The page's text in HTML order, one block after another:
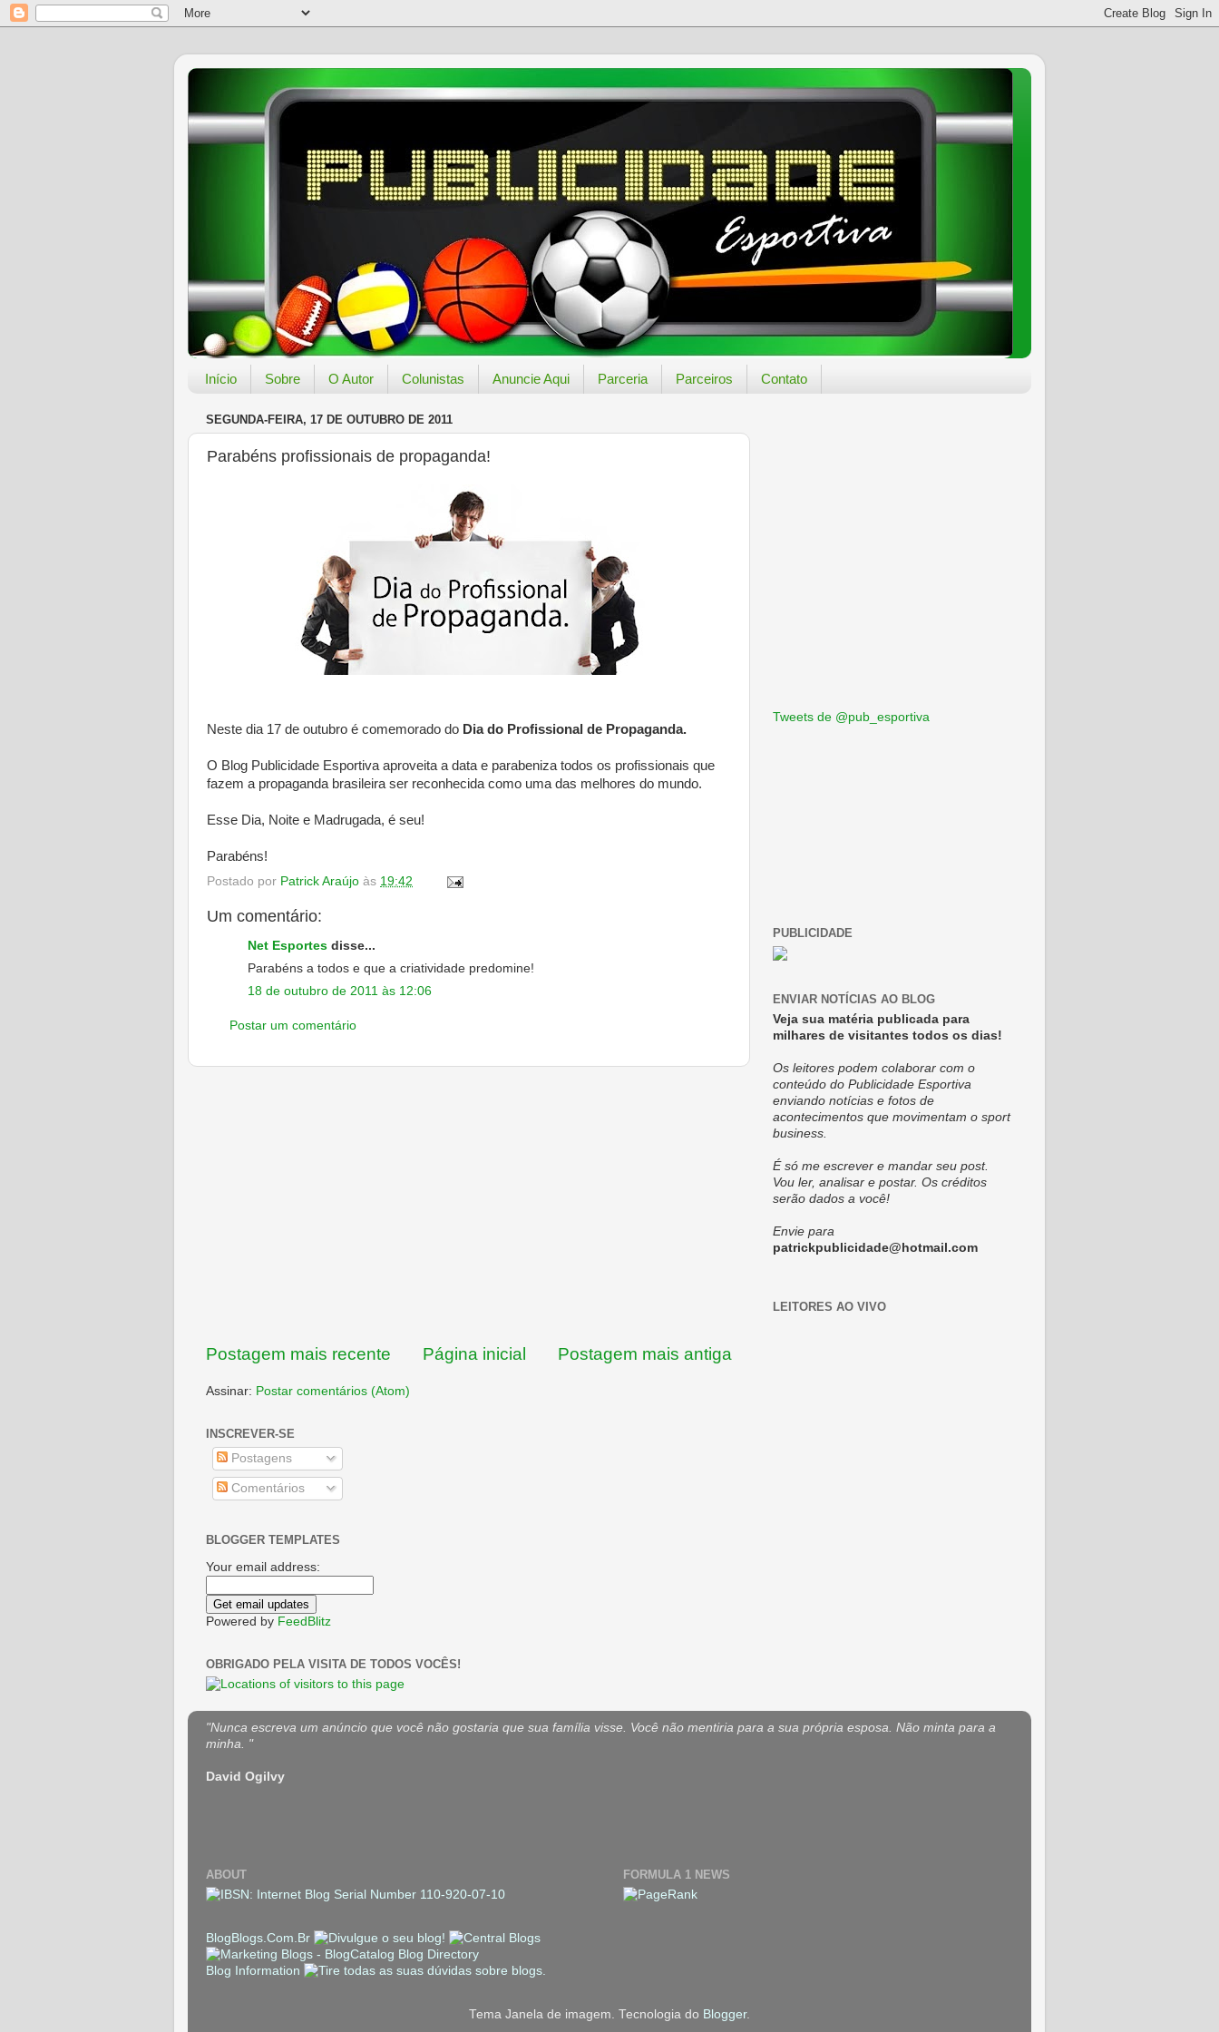
Início Sobre O Autor Colunistas Anuncie Aqui Parceria Parceiros Contato
SEGUNDA-FEIRA, 17 DE OUTUBRO DE 2011
Parabéns profissionais de propaganda!
Neste dia 17 de outubro é comemorado do Dia do Profissional de Propaganda.
O Blog Publicidade Esportiva aproveita a data e parabeniza todos os profissionais que
fazem a propaganda brasileira ser reconhecida como uma das melhores do mundo.
Esse Dia, Noite e Madrugada, é seu!
Parabéns!
Postado por Patrick Araújo às 19:42
Um comentário:
Net Esportes disse...
Parabéns a todos e que a criatividade predomine!
18 de outubro de 2011 às 12:06
Postar um comentário
Postagem mais recente Postagem mais antiga
Página inicial
Assinar: Postar comentários (Atom)
INSCREVER-SE
Postagens
Comentários
BLOGGER TEMPLATES
Your email address:
Powered by FeedBlitz
OBRIGADO PELA VISITA DE TODOS VOCÊS!
Tweets de @pub_esportiva
PUBLICIDADE
ENVIAR NOTÍCIAS AO BLOG
Veja sua matéria publicada para
milhares de visitantes todos os dias!
Os leitores podem colaborar com o
conteúdo do Publicidade Esportiva
enviando notícias e fotos de
acontecimentos que movimentam o sport
business.
É só me escrever e mandar seu post.
Vou ler, analisar e postar. Os créditos
serão dados a você!
Envie para
patrickpublicidade@hotmail.com
LEITORES AO VIVO
"Nunca escreva um anúncio que você não gostaria que sua família visse. Você não mentiria para a sua própria esposa. Não minta para a
minha. "
David Ogilvy
ABOUT
BlogBlogs.Com.Br
Blog Information
FORMULA 1 NEWS
Tema Janela de imagem. Tecnologia do Blogger.